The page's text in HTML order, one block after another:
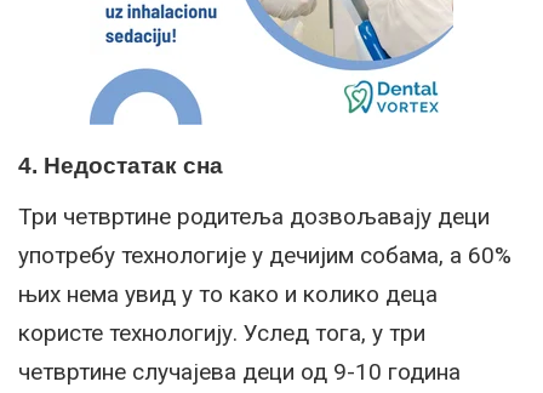
4. Недостатак сна
Три четвртине родитеља дозвољавају деци
употребу технологије у дечијим собама, а 60%
њих нема увид у то како и колико деца
користе технологију. Услед тога, у три
четвртине случајева деци од 9-10 година